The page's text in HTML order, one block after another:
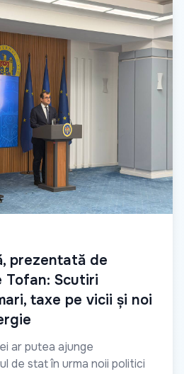
prezentată de
Tofan: Scutiri
taxe pe vicii și noi
ar putea ajunge
de stat în urma noii politici